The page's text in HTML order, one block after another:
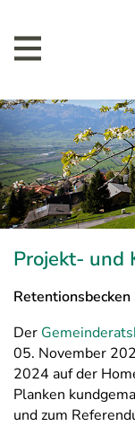
Projekt- und
Der
05. November
2024 auf der
Planken
und zum